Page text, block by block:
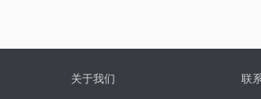
关于我们 联